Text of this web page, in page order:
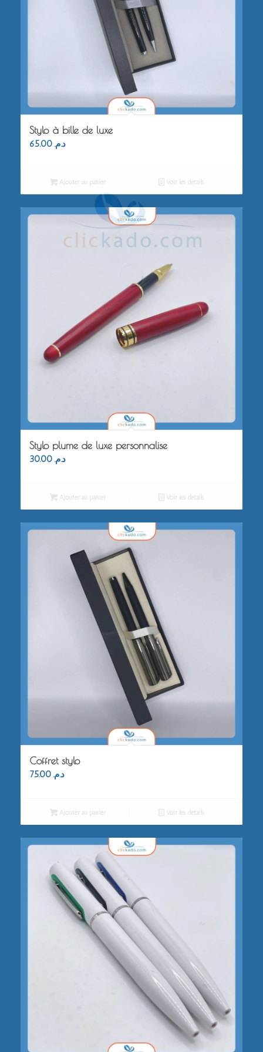
Stylo à bille de luxe
د.م. 65.00
Ajouter au panier Voir les détails
Stylo plume de luxe personnalise
د.م. 30.00
Ajouter au panier Voir les détails
Coffret stylo
د.م. 75.00
Ajouter au panier Voir les détails